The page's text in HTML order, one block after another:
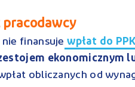
pracodawcy
nie finansuje wpłat do PPK
ekonomicznym
obliczanych od